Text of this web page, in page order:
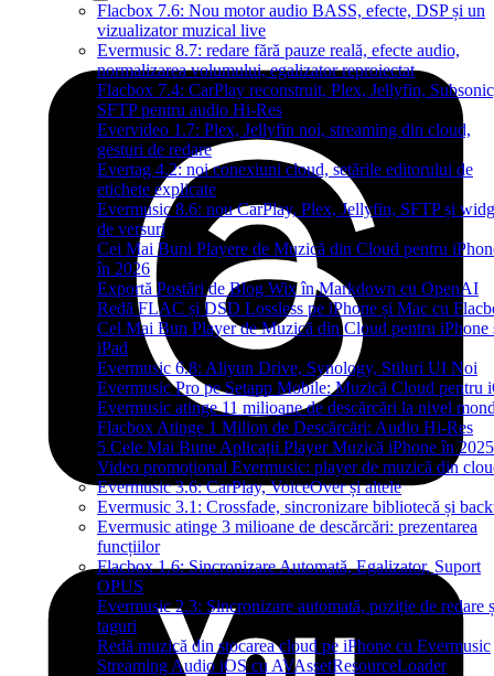
Flacbox 7.6: Nou motor audio BASS, efecte, DSP și un
vizualizator muzical live
Evermusic 8.7: redare fără pauze reală, efecte audio,
normalizarea volumului, egalizator reproiectat
Flacbox 7.4: CarPlay reconstruit, Plex, Jellyfin,
SFTP pentru audio Hi-Res
Evervideo 1.7: Plex, Jellyfin noi, streaming din cloud,
gesturi de redare
Evertag 4.2: noi conexiuni cloud, setările editorului de
etichete explicate
Evermusic 8.6: nou CarPlay, Plex, Jellyfin, SFTP și
de versuri
Cei Mai Buni Playere de Muzică din Cloud pentru
în 2026
Exportă Postări de Blog Wix în Markdown cu OpenAI
Redă FLAC și DSD Lossless pe iPhone și Mac cu
Cel Mai Bun Player de Muzică din Cloud pentru iPhone
iPad
Evermusic 6.8: Aliyun Drive, Synology, Stiluri UI Noi
Evermusic Pro pe Setapp Mobile: Muzică Cloud pentru
Evermusic atinge 11 milioane de descărcări la nivel
Flacbox Atinge 1 Milion de Descărcări: Audio Hi-Res
5 Cele Mai Bune Aplicații Player Muzică iPhone în 2025
Video promoțional Evermusic: player de muzică din
Evermusic 3.6: CarPlay, VoiceOver și altele
Evermusic 3.1: Crossfade, sincronizare bibliotecă și
Evermusic atinge 3 milioane de descărcări: prezentarea
funcțiilor
Flacbox 1.6: Sincronizare Automată, Egalizator, Suport
OPUS
Evermusic 2.3: Sincronizare automată, poziție de redare
taguri
Redă muzică din stocarea cloud pe iPhone cu Evermusic
Streaming Audio iOS cu AVAssetResourceLoader